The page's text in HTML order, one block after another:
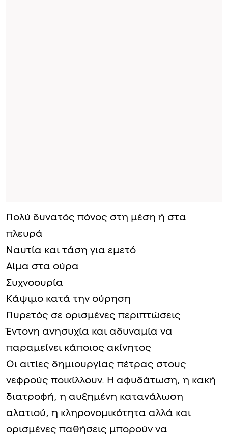
Πολύ δυνατός πόνος στη μέση ή στα
πλευρά
Ναυτία και τάση για εμετό
Αίμα στα ούρα
Συχνοουρία
Κάψιμο κατά την ούρηση
Πυρετός σε ορισμένες περιπτώσεις
Έντονη ανησυχία και αδυναμία να
παραμείνει κάποιος ακίνητος
Οι αιτίες δημιουργίας πέτρας στους
νεφρούς ποικίλλουν. Η αφυδάτωση, η κακή
διατροφή, η αυξημένη κατανάλωση
αλατιού, η κληρονομικότητα αλλά και
ορισμένες παθήσεις μπορούν να